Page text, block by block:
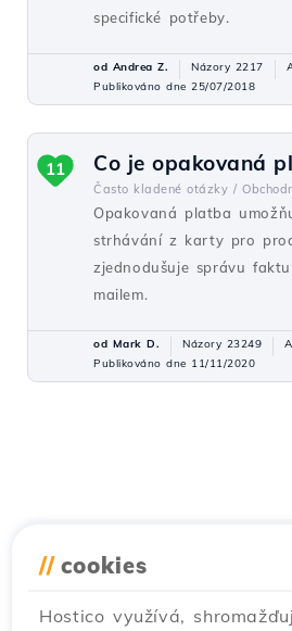
specifické potřeby.
od Andrea Z. Názory 2217
Publikováno dne 25/07/2018
Co je opakovaná
Často kladené otázky /
Opakovaná platba
strhávání z karty pro
zjednodušuje správu
mailem.
11
od Mark D. Názory 23249
Publikováno dne 11/11/2020
// cookies
Hostico využívá,